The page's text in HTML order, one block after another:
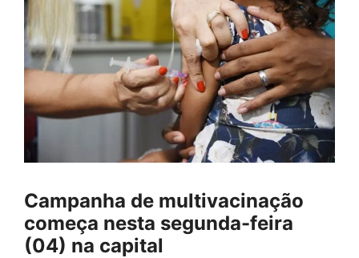
Campanha de multivacinação
começa nesta segunda-feira
(04) na capital